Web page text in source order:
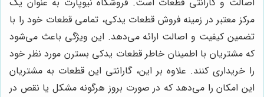
مرکز معتبر در زمینه فروش قطعات یدکی، تمامی قطعات خود را با
تضمین کیفیت و اصالت ارائه می‌دهد. این ویژگی باعث می‌شود
که مشتریان با اطمینان خاطر قطعات یدکی بسترن مورد نظر خود
را خریداری کنند. علاوه بر این، گارانتی این قطعات به مشتریان
این امکان را می‌دهد که در صورت بروز هرگونه مشکل یا نقص در